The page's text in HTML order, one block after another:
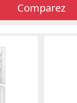
Comparez